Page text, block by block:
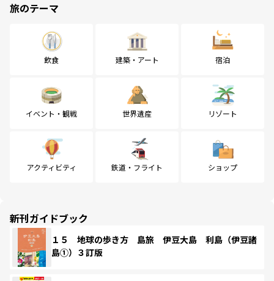
旅のテーマ
飲食 建築・アート 宿泊
イベント・観戦 世界遺産 リゾート
アクティビティ 鉄道・フライト ショップ
新刊ガイドブック
１５ 地球の歩き方 島旅 伊豆大島 利島（伊豆諸
島①）３訂版